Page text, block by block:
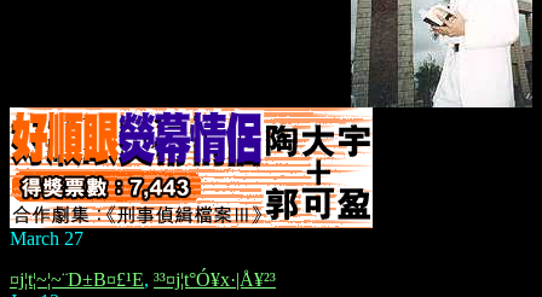
March 27
¤j¦t¦~¦~¨D±B¤£¹E, ³³¤j¦t°Ó¥x·|Å¥²³